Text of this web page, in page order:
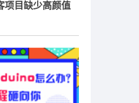
项目缺少高颜值